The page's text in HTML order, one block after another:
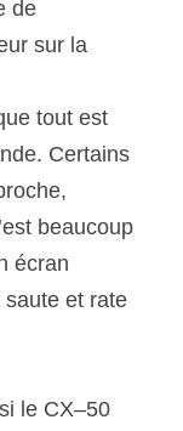
de
sur la
tout est
Certains
beaucoup
écran
saute et rate
le CX–50